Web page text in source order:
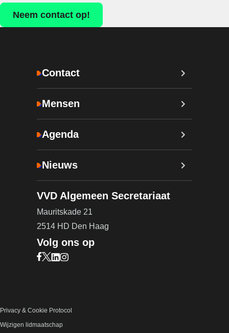
Neem contact op!
Contact
Mensen
Agenda
Nieuws
VVD Algemeen Secretariaat
Mauritskade 21
2514 HD Den Haag
Volg ons op
Bezoek onze Facebook pagina (opent in nieuw
Bezoek onze X pagina (opent in nieuw tabblad)
Bezoek onze LinkedIn pagina (opent in nieuw
Bezoek onze Instagram pagina (opent in
Privacy & Cookie Protocol
Wijzigen lidmaatschap